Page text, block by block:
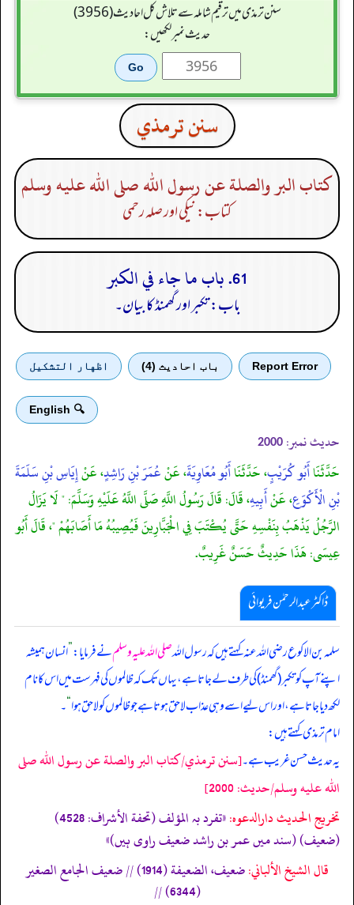
سنن ترمذی میں ترقیم شاملہ سے تلاش کل احادیث (3956)
حدیث نمبر لکھیں:
سنن ترمذي
كتاب البر والصلة عن رسول الله صلى الله عليه وسلم
کتاب: نیکی اور صلہ رحمی
61. باب ما جاء في الكبر
باب: تکبر اور گھمنڈ کا بیان۔
Report Error باب احادیث (4) اظهار التشكيل
🔍 English
حدیث نمبر: 2000
حَدَّثَنَاأَبُو كُرَيْبٍ، حَدَّثَنَاأَبُو مُعَاوِيَةَ، عَنْعُمَرَ بْنِ رَاشِدٍ، عَنْإِيَاسِ بْنِ سَلَمَةَ
بْنِ الْأَكْوَعِ، عَنْأَبِيهِ، قَالَ: قَالَ رَسُولُ اللَّهِ صَلَّى اللَّهُ عَلَيْهِ وَسَلَّمَ: " لَا يَزَالُ
الرَّجُلُ يَذْهَبُ بِنَفْسِهِ حَتَّى يُكْتَبَ فِي الْجَبَّارِينَ فَيُصِيبُهُ مَا أَصَابَهُمْ "، قَالَ أَبُو
عِيسَى: هَذَا حَدِيثٌ حَسَنٌ غَرِيبٌ.
ڈاکٹر عبدالرحمٰن فریوائی
سلمہ بن الاکوع رضی الله عنہ کہتے ہیں کہرسول اللہصلی اللہ علیہ وسلمنے فرمایا:”انسان ہمیشہ
اپنے آپ کو تکبر (گھمنڈ) کی طرف لے جاتا ہے، یہاں تک کہ ظالموں کی فہرست میں اس کا نام
لکھ دیا جاتا ہے، اور اس لیے اسے وہی عذاب لاحق ہوتا ہے جو ظالموں کو لاحق ہوا“۔
امام ترمذی کہتے ہیں:
یہ حدیث حسن غریب ہے۔[سنن ترمذي/كتاب البر والصلة عن رسول الله صلى
الله عليه وسلم/حدیث: 2000]
تخریج الحدیث دارالدعوہ:
«تفرد بہ المؤلف (تحفة الأشراف: 4528)
(ضعیف) (سند میں عمر بن راشد ضعیف راوی ہیں)»
قال الشيخ الألباني:
ضعيف، الضعيفة (1914) // ضعيف الجامع الصغير
(6344) //